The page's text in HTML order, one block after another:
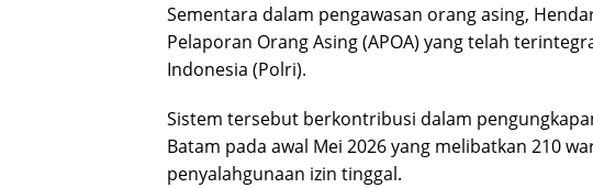
Sementara dalam pengawasan orang asing,
Pelaporan Orang Asing (APOA) yang telah
Indonesia (Polri).
Sistem tersebut berkontribusi dalam
Batam pada awal Mei 2026 yang melibatkan 210
penyalahgunaan izin tinggal.